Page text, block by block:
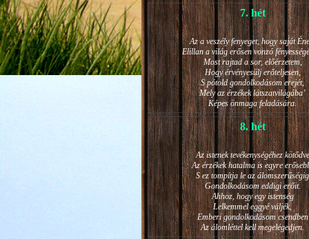
7. hét
Az a veszély fenyeget, hogy saját
Elillan a világ erősen vonzó
Most rajtad a sor, előérzetem,
Hogy érvényesülj erőteljesen,
S pótold gondolkodásom erejét,
Mely az érzékek látszatvilágába’
Képes önmaga feladására.
8. hét
Az istenek tevékenységéhez kötődve
Az érzékek hatalma is egyre
S ez tompítja le az álomszerűségig
Gondolkodásom eddigi erőit.
Ahhoz, hogy egy istenség
Lelkemmel eggyé váljék,
Emberi gondolkodásom csendben
Az álomléttel kell megelégedjen.